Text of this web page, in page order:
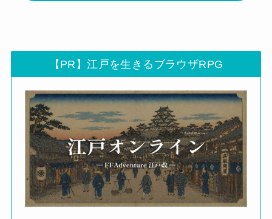
【PR】江戸を生きるブラウザRPG